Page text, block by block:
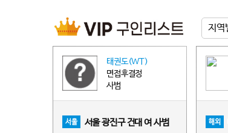
태권도(WT)
면접후결정
사범
서울
서울 광진구 건대 여 사범
해외